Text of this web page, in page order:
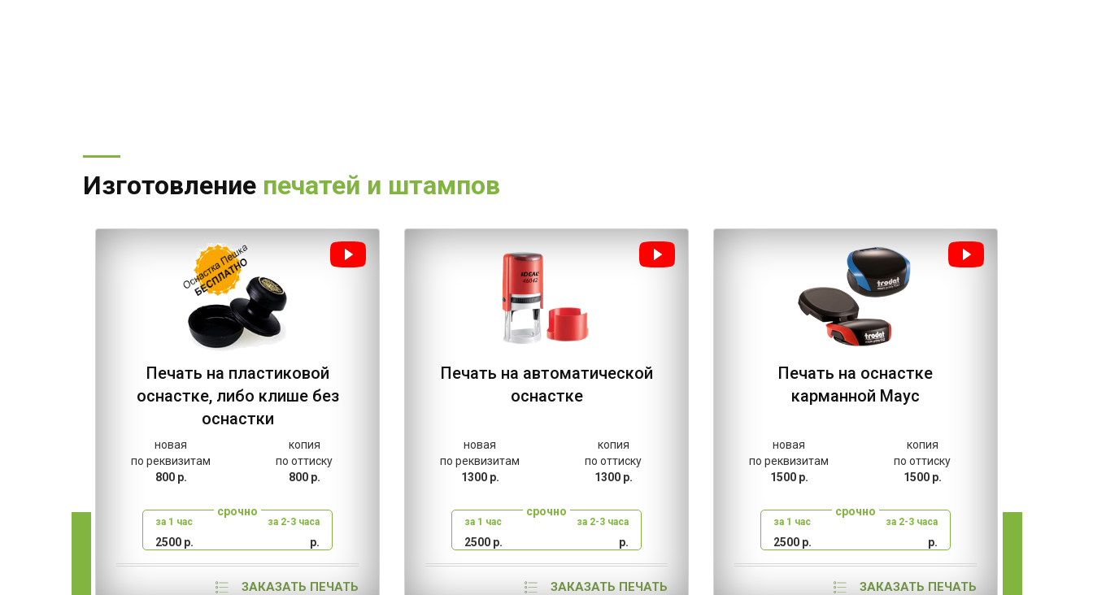
Изготовление печатей и штампов
Печать на пластиковой
оснастке, либо клише без
оснастки
новая
по реквизитам
800 р.
копия
по оттиску
800 р.
срочно
за 1 час
2500 р.
за 2-3 часа
р.
ЗАКАЗАТЬ ПЕЧАТЬ
Печать на автоматической
оснастке
новая
по реквизитам
1300 р.
копия
по оттиску
1300 р.
срочно
за 1 час
2500 р.
за 2-3 часа
р.
ЗАКАЗАТЬ ПЕЧАТЬ
Печать на оснастке
карманной Маус
новая
по реквизитам
1500 р.
копия
по оттиску
1500 р.
срочно
за 1 час
2500 р.
за 2-3 часа
р.
ЗАКАЗАТЬ ПЕЧАТЬ